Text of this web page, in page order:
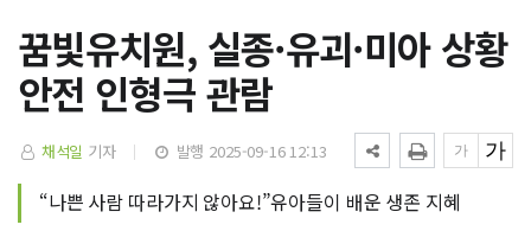
꿈빛유치원, 실종·유괴·미아 상황
안전 인형극 관람
채석일 기자 발행 2025-09-16 12:13
“나쁜 사람 따라가지 않아요!”유아들이 배운 생존 지혜